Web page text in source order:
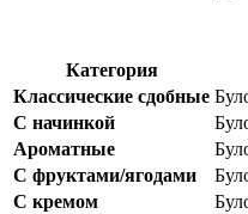
Категория
Классические сдобные
С начинкой
Ароматные
С фруктами/ягодами
С кремом